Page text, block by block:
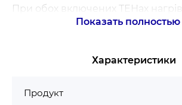
При обох включених ТЕНах
заданої температури
Внутрішній бак виготовлений
технології трирівневого захисту
Показать полностью
Характеристики
Продукт